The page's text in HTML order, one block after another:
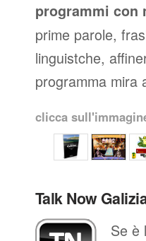
programmi con
prime parole,
linguistche,
programma mira
clicca
Talk Now
Se è